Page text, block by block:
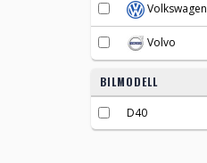
Volkswagen
Volvo
BILMODELL
D40